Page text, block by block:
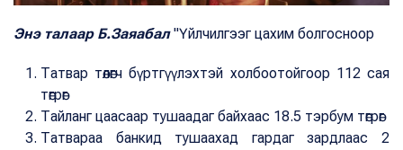
Энэ талаар Б.Заяабал"Үйлчилгээг цахим болгосноор
Татвар төлөгч бүртгүүлэхтэй холбоотойгоор 112 сая
төгрөг
Тайланг цаасаар тушаадаг байхаас 18.5 тэрбум төгрөг
Татвараа банкид тушаахад гардаг зардлаас 2